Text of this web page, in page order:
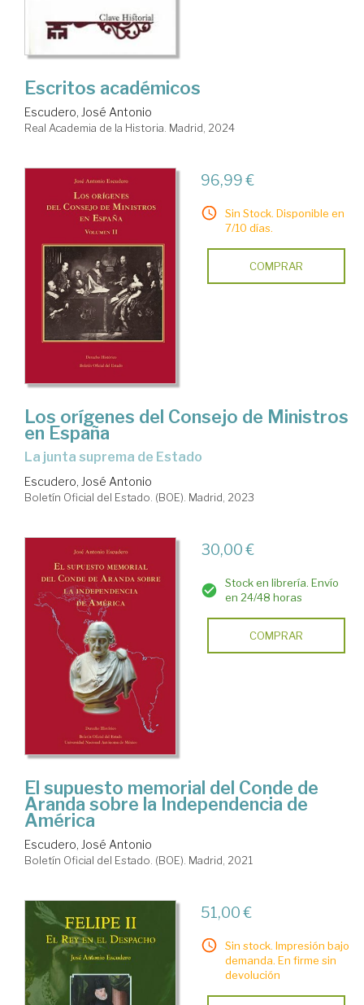
Escritos académicos
Escudero, José Antonio
Real Academia de la Historia. Madrid, 2024
96,99 €
Sin Stock. Disponible en
7/10 días.
COMPRAR
Los orígenes del Consejo de Ministros
en España
La junta suprema de Estado
Escudero, José Antonio
Boletín Oficial del Estado. (BOE). Madrid, 2023
30,00 €
Stock en librería. Envío
en 24/48 horas
COMPRAR
El supuesto memorial del Conde de
Aranda sobre la Independencia de
América
Escudero, José Antonio
Boletín Oficial del Estado. (BOE). Madrid, 2021
51,00 €
Sin stock. Impresión bajo
demanda. En firme sin
devolución